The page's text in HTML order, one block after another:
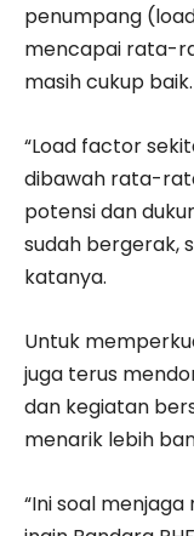
penumpang
mencapai rata-
masih cukup baik.
“Load factor
dibawah rata-
potensi dan
sudah bergerak,
katanya.
Untuk
juga terus
dan kegiatan
menarik lebih
“Ini soal